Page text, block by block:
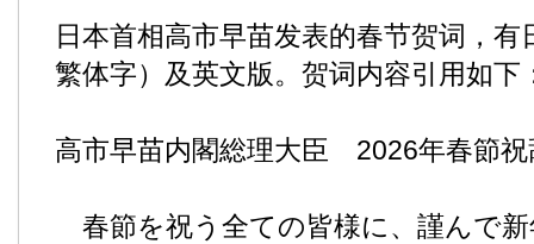
日本首相高市早苗发表的春节贺词，
繁体字）及英文版。贺词内容引用如下
高市早苗内閣総理大臣 2026年春節祝
春節を祝う全ての皆様に、謹んで